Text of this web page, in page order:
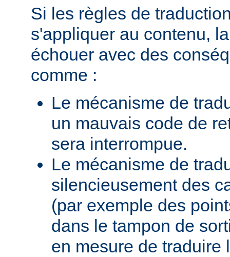
Si les règles de
s'appliquer au contenu,
échouer avec des
comme :
Le mécanisme de
un mauvais code de
sera interrompue.
Le mécanisme de
silencieusement des
(par exemple des
dans le tampon de
en mesure de traduire